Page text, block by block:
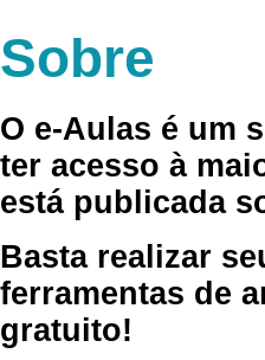
Sobre
O e-Aulas é um
ter acesso à
está publicada
Basta realizar
ferramentas de
gratuito!